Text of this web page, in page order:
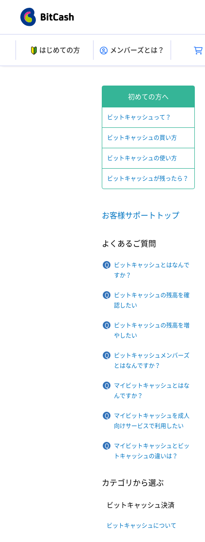
はじめての方 メンバーズとは？
初めての方へ
ビットキャッシュって？
ビットキャッシュの買い方
ビットキャッシュの使い方
ビットキャッシュが残ったら？
お客様サポートトップ
よくあるご質問
ビットキャッシュとはなんで
すか？
ビットキャッシュの残高を確
認したい
ビットキャッシュの残高を増
やしたい
ビットキャッシュメンバーズ
とはなんですか？
マイビットキャッシュとはな
んですか？
マイビットキャッシュを成人
向けサービスで利用したい
マイビットキャッシュとビッ
トキャッシュの違いは？
カテゴリから選ぶ
ビットキャッシュ決済
ビットキャッシュについて